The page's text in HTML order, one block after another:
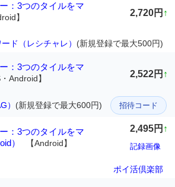
：3つのタイルをマ
】 2,720円 ↑
ド（レシチャレ） (新規登録で最大500円)
：3つのタイルをマ
・Android】 2,522円 ↑
） (新規登録で最大600円) 招待コード
：3つのタイルをマ
）
【Android】
2,495円 ↑
記録画像
ポイ活倶楽部